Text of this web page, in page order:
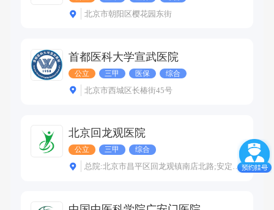
北京市朝阳区樱花园东街
首都医科大学宣武医院
公立 三甲 医保 综合
北京市西城区长椿街45号
北京回龙观医院
公立 三甲 综合
总院:北京市昌平区回龙观镇南店北路;安定门门诊部:安定门内车辇店胡同甲35号